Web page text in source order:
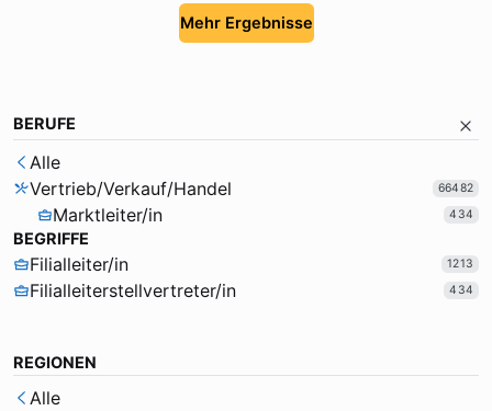
Mehr Ergebnisse
BERUFE
Alle
Vertrieb/Verkauf/Handel
66482
Marktleiter/in 434
BEGRIFFE
Filialleiter/in 1213
Filialleiterstellvertreter/in 434
REGIONEN
Alle